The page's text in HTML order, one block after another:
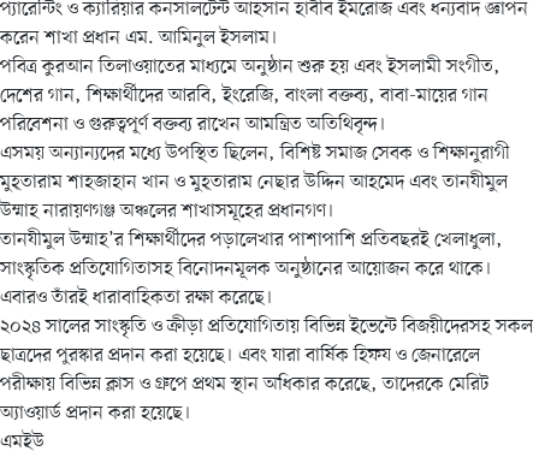
প্যারেন্টিং ও ক্যারিয়ার কনসালটেন্ট আহসান হাবীব ইমরোজ এবং ধন্যবাদ জ্ঞাপন
করেন শাখা প্রধান এম. আমিনুল ইসলাম।
পবিত্র কুরআন তিলাওয়াতের মাধ্যমে অনুষ্ঠান শুরু হয় এবং ইসলামী সংগীত,
দেশের গান, শিক্ষার্থীদের আরবি, ইংরেজি, বাংলা বক্তব্য, বাবা-মায়ের গান
পরিবেশনা ও গুরুত্বপূর্ণ বক্তব্য রাখেন আমন্ত্রিত অতিথিবৃন্দ।
এসময় অন্যান্যদের মধ্যে উপস্থিত ছিলেন, বিশিষ্ট সমাজ সেবক ও শিক্ষানুরাগী
মুহ্তারাম শাহজাহান খান ও মুহ্তারাম নেছার উদ্দিন আহমেদ এবং তানযীমুল
উম্মাহ নারায়ণগঞ্জ অঞ্চলের শাখাসমূহের প্রধানগণ।
তানযীমুল উম্মাহ’র শিক্ষার্থীদের পড়ালেখার পাশাপাশি প্রতিবছরই খেলাধুলা,
সাংস্কৃতিক প্রতিযোগিতাসহ বিনোদনমূলক অনুষ্ঠানের আয়োজন করে থাকে।
এবারও তাঁরই ধারাবাহিকতা রক্ষা করেছে।
২০২৪ সালের সাংস্কৃতি ও ক্রীড়া প্রতিযোগিতায় বিভিন্ন ইভেন্টে বিজয়ীদেরসহ সকল
ছাত্রদের পুরস্কার প্রদান করা হয়েছে। এবং যারা বার্ষিক হিফয ও জেনারেলে
পরীক্ষায় বিভিন্ন ক্লাস ও গ্রুপে প্রথম স্থান অধিকার করেছে, তাদেরকে মেরিট
অ্যাওয়ার্ড প্রদান করা হয়েছে।
এমইউ